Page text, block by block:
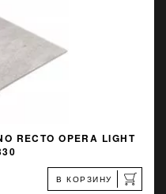
RECTO OPERA LIGHT
В КОРЗИНУ